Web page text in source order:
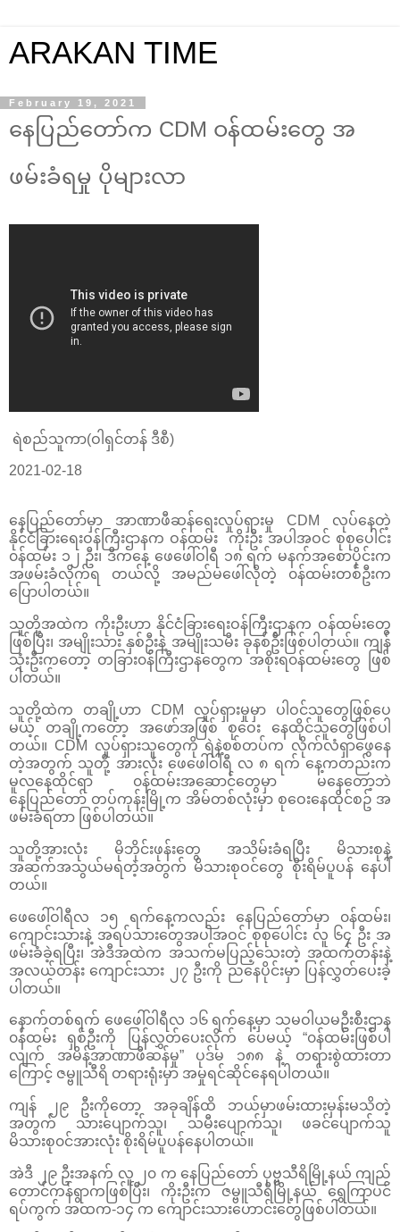
ARAKAN TIME
February 19, 2021
နေပြည်တော်က CDM ဝန်ထမ်းတွေ အ
ဖမ်းခံရမှု ပိုများလာ
ရဲစည်သူကာ(ဝါရှင်တန် ဒီစီ)
2021-02-18
နေပြည်တော်မှာ အာဏာဖီဆန်ရေးလှုပ်ရှားမှု CDM လုပ်နေတဲ့
နိုင်ငံခြားရေးဝန်ကြီးဌာနက ဝန်ထမ်း ကိုးဦး အပါအဝင် စုစုပေါင်း
၀န်ထမ်း ၁၂ ဦး၊ ဒီကနေ့ ဖေဖေါ်ဝါရီ ၁၈ ရက် မနက်အစောပိုင်းက
အဖမ်းခံလိုက်ရ တယ်လို့ အမည်မဖေါ်လိုတဲ့ ၀န်ထမ်းတစ်ဦးက
ပြောပါတယ်။
သူတို့အထဲက ကိုးဦးဟာ နိုင်ငံခြားရေးဝန်ကြီးဌာနက ဝန်ထမ်းတွေ
ဖြစ်ပြီး၊ အမျိုးသား နှစ်ဦးနဲ့ အမျိုးသမီး ခုနစ်ဦးဖြစ်ပါတယ်။ ကျန်
သုံးဦးကတော့ တခြား၀န်ကြီးဌာနတွေက အစိုးရ၀န်ထမ်းတွေ ဖြစ်
ပါတယ်။
သူတို့ထဲက တချို့ဟာ CDM လှုပ်ရှားမှုမှာ ပါဝင်သူတွေဖြစ်ပေ
မယ့် တချို့ကတော့ အဖော်အဖြစ် စုဝေး နေထိုင်သူတွေဖြစ်ပါ
တယ်။ CDM လှုပ်ရှားသူတွေကို ရဲနဲ့စစ်တပ်က လိုက်လံရှာဖွေနေ
တဲ့အတွက် သူတို့ အားလုံး ဖေဖေါ်ဝါရီ လ ၈ ရက် နေ့ကတည်းက
မူလနေထိုင်ရာ ၀န်ထမ်းအဆောင်တွေမှာ မနေတော့ဘဲ
နေပြည်တော် တပ်ကုန်းမြို့က အိမ်တစ်လုံးမှာ စုဝေးနေထိုင်စဥ် အ
ဖမ်းခံရတာ ဖြစ်ပါတယ်။
သူတို့အားလုံး မိုဘိုင်းဖုန်းတွေ အသိမ်းခံရပြီး မိသားစုနဲ့
အဆက်အသွယ်မရတဲ့အတွက် မိသားစုဝင်တွေ စိုးရိမ်ပူပန် နေပါ
တယ်။
ဖေဖေါ်ဝါရီလ ၁၅ ရက်နေ့ကလည်း နေပြည်တော်မှာ ၀န်ထမ်း၊
ကျောင်းသားနဲ့ အရပ်သားတွေအပါအဝင် စုစုပေါင်း လူ ၆၄ ဦး အ
ဖမ်းခံခဲ့ရပြီး၊ အဲဒီအထဲက အသက်မပြည့်သေးတဲ့ အထက်တန်းနဲ့
အလယ်တန်း ကျောင်းသား ၂၇ ဦးကို ညနေပိုင်းမှာ ပြန်လွှတ်ပေးခဲ့
ပါတယ်။
နောက်တစ်ရက် ဖေဖေါ်ဝါရီလ ၁၆ ရက်နေ့မှာ သမဝါယမဦးစီးဌာန
၀န်ထမ်း ရှစ်ဦးကို ပြန်လွှတ်ပေးလိုက် ပေမယ့် “၀န်ထမ်းဖြစ်ပါ
လျက် အမိန့်အာဏာဖီဆန်မှု” ပုဒ်မ ၁၈၈ နဲ့ တရားစွဲထားတာ
ကြောင့် ဇမ္ဗူသီရိ တရားရုံးမှာ အမှုရင်ဆိုင်နေရပါတယ်။
ကျန် ၂၉ ဦးကိုတော့ အခုချိန်ထိ ဘယ်မှာဖမ်းထားမှန်းမသိတဲ့
အတွက် သားပျောက်သူ၊ သမီးပျောက်သူ၊ ဖခင်ပျောက်သူ
မိသားစု၀င်အားလုံး စိုးရိမ်ပူပန်နေပါတယ်။
အဲဒီ ၂၉ ဦးအနက် လူ ၂၀ က နေပြည်တော် ပုဗ္ဗသီရိမြို့နယ် ကျည်
တောင်ကန်ရွာကဖြစ်ပြီး၊ ကိုးဦးက ဇမ္ဗူသီရိမြို့နယ် ရွှေကြာပင်
ရပ်ကွက် အထက-၁၄ က ‌ကျောင်းသားဟောင်းတွေဖြစ်ပါတယ်။